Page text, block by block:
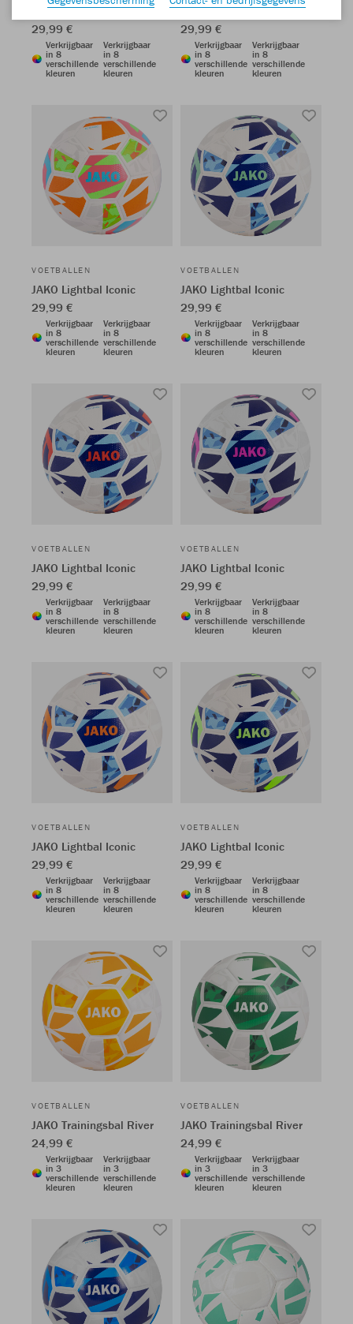
JAKO Lightbal Iconic
29,99 €
Verkrijgbaar
in 8
verschillende
kleuren
Verkrijgbaar
in 8
verschillende
kleuren
JAKO Lightbal Iconic
29,99 €
Verkrijgbaar
in 8
verschillende
kleuren
Verkrijgbaar
in 8
verschillende
kleuren
VOETBALLEN
JAKO Lightbal Iconic
29,99 €
Verkrijgbaar
in 8
verschillende
kleuren
Verkrijgbaar
in 8
verschillende
kleuren
VOETBALLEN
JAKO Lightbal Iconic
29,99 €
Verkrijgbaar
in 8
verschillende
kleuren
Verkrijgbaar
in 8
verschillende
kleuren
VOETBALLEN
JAKO Lightbal Iconic
29,99 €
Verkrijgbaar
in 8
verschillende
kleuren
Verkrijgbaar
in 8
verschillende
kleuren
VOETBALLEN
JAKO Lightbal Iconic
29,99 €
Verkrijgbaar
in 8
verschillende
kleuren
Verkrijgbaar
in 8
verschillende
kleuren
VOETBALLEN
JAKO Lightbal Iconic
29,99 €
Verkrijgbaar
in 8
verschillende
kleuren
Verkrijgbaar
in 8
verschillende
kleuren
VOETBALLEN
JAKO Lightbal Iconic
29,99 €
Verkrijgbaar
in 8
verschillende
kleuren
Verkrijgbaar
in 8
verschillende
kleuren
VOETBALLEN
JAKO Trainingsbal River
24,99 €
Verkrijgbaar
in 3
verschillende
kleuren
Verkrijgbaar
in 3
verschillende
kleuren
VOETBALLEN
JAKO Trainingsbal River
24,99 €
Verkrijgbaar
in 3
verschillende
kleuren
Verkrijgbaar
in 3
verschillende
kleuren